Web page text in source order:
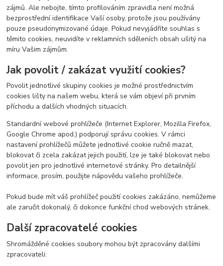
zájmů. Ale nebojte, tímto profilováním zpravidla není možná
bezprostřední identifikace Vaší osoby, protože jsou používány
pouze pseudonymizované údaje. Pokud nevyjádříte souhlas s
těmito cookies, neuvidíte v reklamních sděleních obsah ušitý na
míru Vašim zájmům.
Jak povolit / zakázat využití cookies?
Povolit jednotlivé skupiny cookies je možné prostřednictvím
cookies lišty na našem webu, která se vám objeví při prvním
příchodu a dalších vhodných situacích.
Standardní webové prohlížeče (Internet Explorer, Mozilla Firefox,
Google Chrome apod.) podporují správu cookies. V rámci
nastavení prohlížečů můžete jednotlivé cookie ručně mazat,
blokovat či zcela zakázat jejich použití, lze je také blokovat nebo
povolit jen pro jednotlivé internetové stránky. Pro detailnější
informace, prosím, použijte nápovědu vašeho prohlížeče.
Pokud bude mít váš prohlížeč použití cookies zakázáno, nemůžeme
ale zaručit dokonalý, či dokonce funkční chod webových stránek.
Další zpracovatelé cookies
Shromážděné cookies soubory mohou být zpracovány dalšími
zpracovateli: